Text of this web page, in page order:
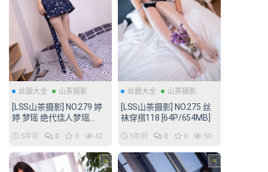
丝腿大全 山茶摄影
[LSS山茶摄影] NO.279 婷
婷 梦瑶 绝代佳人梦瑶
5年前 0 0 42
丝腿大全 山茶摄影
[LSS山茶摄影] NO.275 丝
袜穿搭118 [64P/654MB]
5年前 0 0 50